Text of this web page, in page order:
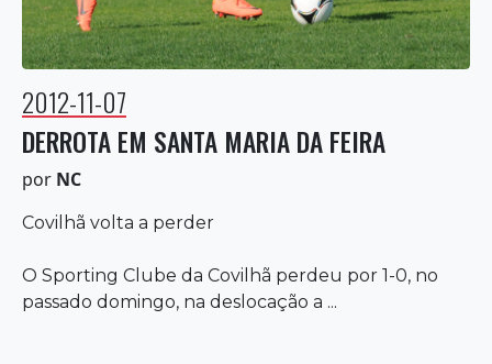
2012-11-07
DERROTA EM SANTA MARIA DA FEIRA
por NC
Covilhã volta a perder
O Sporting Clube da Covilhã perdeu por 1-0, no
passado domingo, na deslocação a ...